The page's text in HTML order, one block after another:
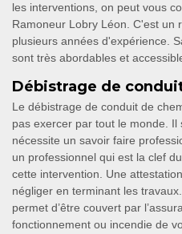
les interventions, on peut vous
Ramoneur Lobry Léon. C'est un
plusieurs années d'expérience.
sont très abordables et
Débistrage de
Le débistrage de conduit de
pas exercer par tout le monde. Il
nécessite un savoir faire
un professionnel qui est la clef
cette intervention. Une
négliger en terminant les
permet d’être couvert par
fonctionnement ou incendie de